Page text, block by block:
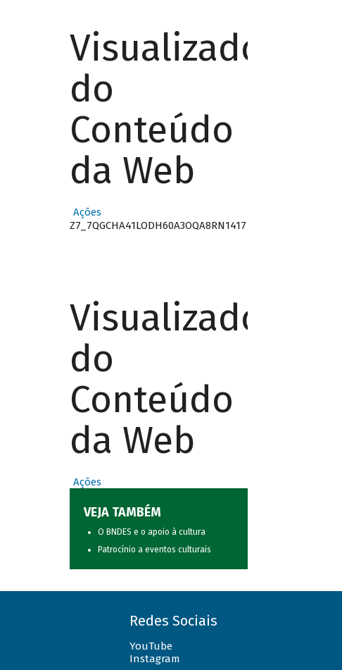
Visualizador
do
Conteúdo
da Web
Ações
Z7_7QGCHA41LODH60A3OQA8RN1417
Visualizador
do
Conteúdo
da Web
Ações
VEJA TAMBÉM
O BNDES e o apoio à cultura
Patrocínio a eventos culturais
Redes Sociais
YouTube
Instagram